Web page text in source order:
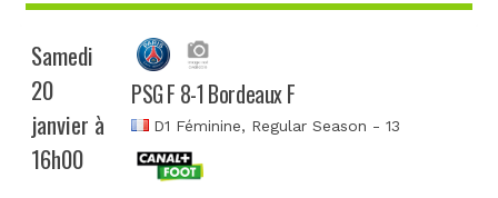
Samedi
20
janvier à
16h00
PSG F 8-1 Bordeaux F
D1 Féminine, Regular Season - 13